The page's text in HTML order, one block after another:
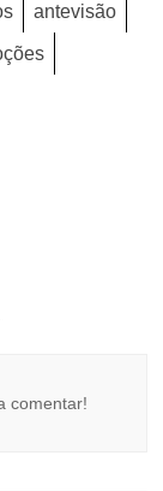
antevisão
comentar!